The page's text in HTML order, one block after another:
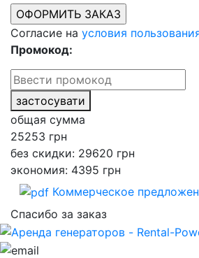
Согласие на условия
Промокод:
застосувати
общая сумма
25253 грн
без скидки: 29620 грн
экономия: 4395 грн
Коммерческое
Спасибо за заказ